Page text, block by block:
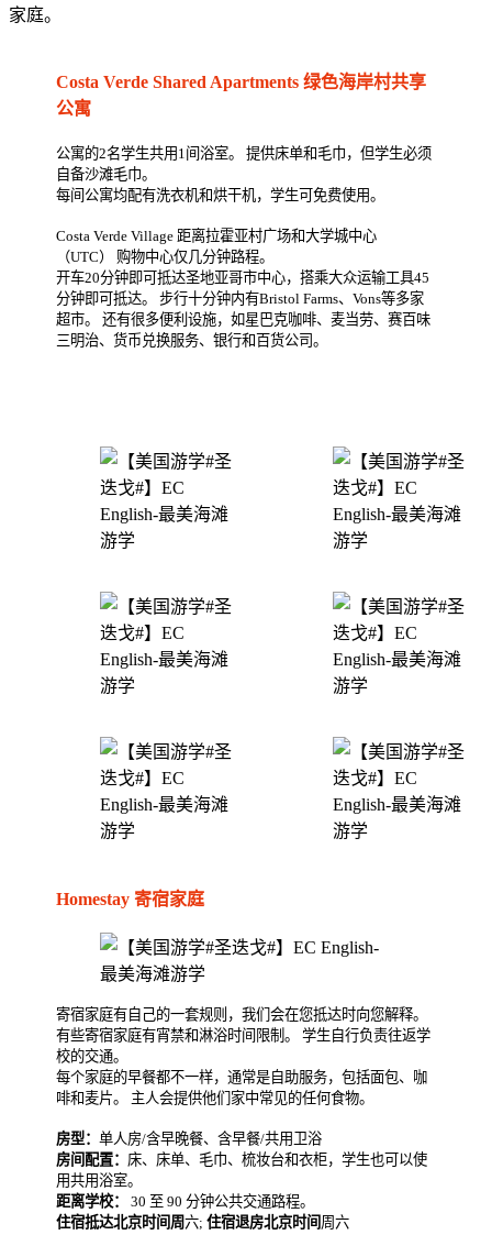
家庭。
Costa Verde Shared Apartments 绿色海岸村共享
公寓
公寓的2名学生共用1间浴室。 提供床单和毛巾，但学生必须
自备沙滩毛巾。
每间公寓均配有洗衣机和烘干机，学生可免费使用。
Costa Verde Village 距离拉霍亚村广场和大学城中心
（UTC） 购物中心仅几分钟路程。
开车20分钟即可抵达圣地亚哥市中心，搭乘大众运输工具45
分钟即可抵达。 步行十分钟内有Bristol Farms、Vons等多家
超市。 还有很多便利设施，如星巴克咖啡、麦当劳、赛百味
三明治、货币兑换服务、银行和百货公司。
Homestay 寄宿家庭
寄宿家庭有自己的一套规则，我们会在您抵达时向您解释。
有些寄宿家庭有宵禁和淋浴时间限制。 学生自行负责往返学
校的交通。
每个家庭的早餐都不一样，通常是自助服务，包括面包、咖
啡和麦片。 主人会提供他们家中常见的任何食物。
房型： 单人房/含早晚餐、含早餐/共用卫浴
房间配置： 床、床单、毛巾、梳妆台和衣柜，学生也可以使
用共用浴室。
距离学校：
30 至 90 分钟公共交通路程。
住宿抵达北京时间周六; 住宿退房北京时间 周六